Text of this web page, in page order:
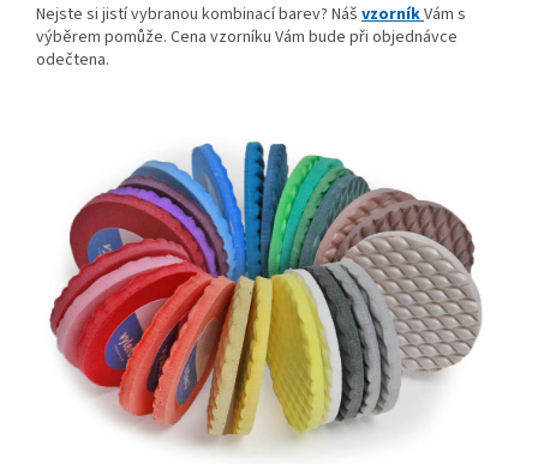
Nejste si jistí vybranou kombinací barev? Náš vzorníkVám s
výběrem pomůže. Cena vzorníku Vám bude při objednávce
odečtena.